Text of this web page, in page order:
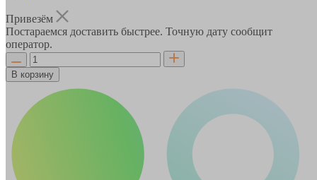
Привезём
Постараемся доставить быстрее. Точную дату сообщит
оператор.
В корзину